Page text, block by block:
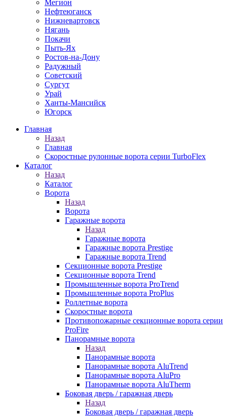
Мегион
Нефтеюганск
Нижневартовск
Нягань
Покачи
Пыть-Ях
Рoстов-на-Дону
Радужный
Советский
Сургут
Урай
Ханты-Мансийск
Югорск
Главная
Назад
Главная
Скоростные рулонные ворота серии TurboFlex
Каталог
Назад
Каталог
Ворота
Назад
Ворота
Гаражные ворота
Назад
Гаражные ворота
Гаражные ворота Prestige
Гаражные ворота Trend
Секционные ворота Prestige
Секционные ворота Trend
Промышленные ворота ProTrend
Промышленные ворота ProPlus
Роллетные ворота
Скоростные ворота
Противопожарные секционные ворота серии
ProFire
Панорамные ворота
Назад
Панорамные ворота
Панорамные ворота AluTrend
Панорамные ворота AluPro
Панорамные ворота AluTherm
Боковая дверь / гаражная дверь
Назад
Боковая дверь / гаражная дверь